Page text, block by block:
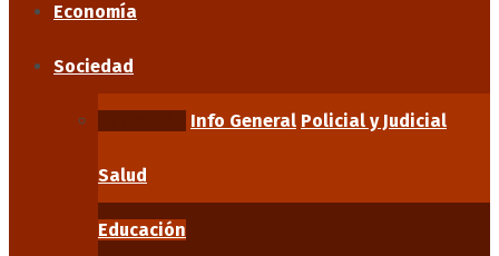
Economía
Sociedad
Info General Policial y Judicial
Salud
Educación